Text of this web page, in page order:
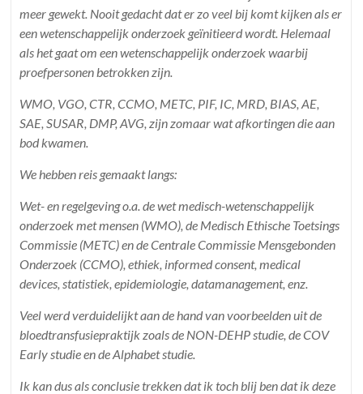
meer gewekt. Nooit gedacht dat er zo veel bij komt kijken als er
een wetenschappelijk onderzoek geïnitieerd wordt. Helemaal
als het gaat om een wetenschappelijk onderzoek waarbij
proefpersonen betrokken zijn.
WMO, VGO, CTR, CCMO, METC, PIF, IC, MRD, BIAS, AE,
SAE, SUSAR, DMP, AVG, zijn zomaar wat afkortingen die aan
bod kwamen.
We hebben reis gemaakt langs:
Wet- en regelgeving o.a. de wet medisch-wetenschappelijk
onderzoek met mensen (WMO), de Medisch Ethische Toetsings
Commissie (METC) en de Centrale Commissie Mensgebonden
Onderzoek (CCMO), ethiek, informed consent, medical
devices, statistiek, epidemiologie, datamanagement, enz.
Veel werd verduidelijkt aan de hand van voorbeelden uit de
bloedtransfusiepraktijk zoals de NON-DEHP studie, de COV
Early studie en de Alphabet studie.
Ik kan dus als conclusie trekken dat ik toch blij ben dat ik deze